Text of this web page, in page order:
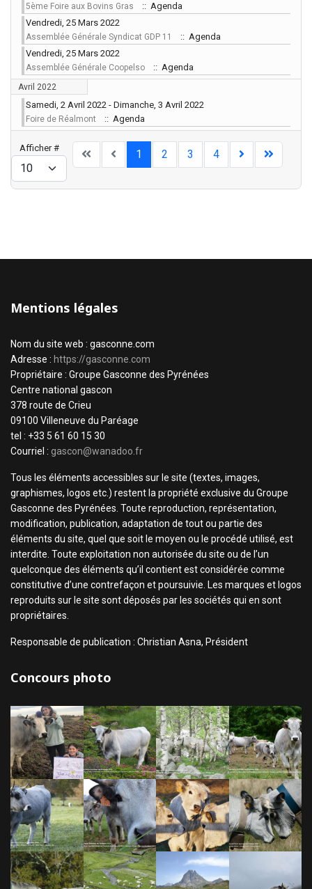
5ème Foire aux Bovins Gras
:: Agenda
Vendredi, 25 Mars 2022
Assemblée Générale Syndicat GDP 11
:: Agenda
Vendredi, 25 Mars 2022
Assemblée Générale Coopelso :: Agenda
Avril 2022
Samedi, 2 Avril 2022 - Dimanche, 3 Avril 2022
Foire de Réalmont :: Agenda
Limite de la pagination
Afficher # 1 2 3 4
Mentions légales
Nom du site web : gasconne.com
Adresse : https://gasconne.com
Propriétaire : Groupe Gasconne des Pyrénées
Centre national gascon
378 route de Crieu
09100 Villeneuve du Paréage
tel : +33 5 61 60 15 30
Courriel : gascon@wanadoo.fr
Tous les éléments accessibles sur le site (textes, images,
graphismes, logos etc.) restent la propriété exclusive du Groupe
Gasconne des Pyrénées. Toute reproduction, représentation,
modification, publication, adaptation de tout ou partie des
éléments du site, quel que soit le moyen ou le procédé utilisé, est
interdite. Toute exploitation non autorisée du site ou de l’un
quelconque des éléments qu’il contient est considérée comme
constitutive d’une contrefaçon et poursuivie. Les marques et logos
reproduits sur le site sont déposés par les sociétés qui en sont
propriétaires.
Responsable de publication : Christian Asna, Président
Concours photo